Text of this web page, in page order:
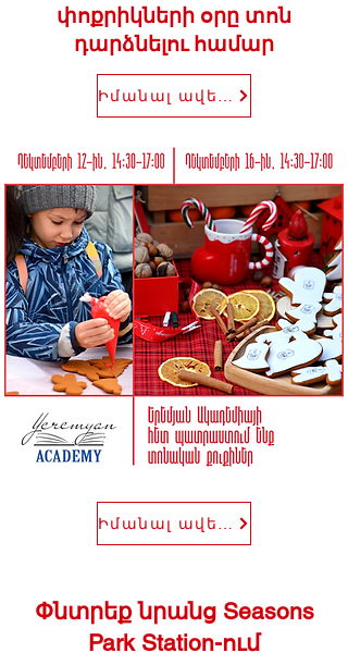
փոքրիկների օրը տոն
դարձնելու համար
Փնտրեք նրանց Seasons
Park Station-ում